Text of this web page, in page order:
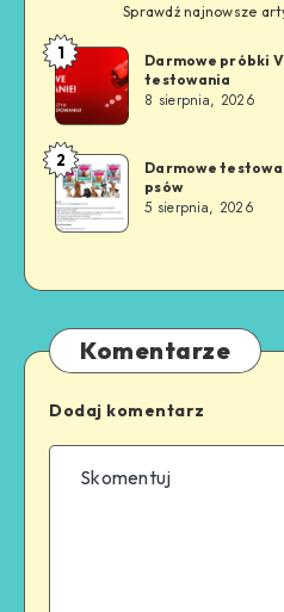
Sprawdź najnowsze
1
Darmowe próbki
testowania
8 sierpnia, 2026
2
Darmowe
psów
5 sierpnia, 2026
Komentarze
Dodaj komentarz